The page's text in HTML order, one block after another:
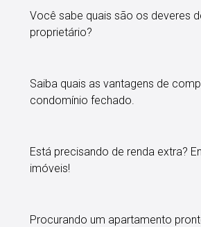
Você sabe quais são os deveres
proprietário?
Saiba quais as vantagens de
condomínio fechado.
Está precisando de renda extra?
imóveis!
Procurando um apartamento